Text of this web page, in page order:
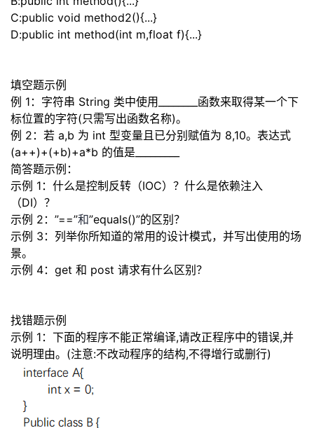
C:public void method2(){...}
D:public int method(int m,float f){...}
填空题示例
例 1：字符串 String 类中使用________函数来取得某一个下
标位置的字符(只需写出函数名称)。
例 2：若 a,b 为 int 型变量且已分别赋值为 8,10。表达式
(a++)+(+b)+a*b 的值是_________
简答题示例：
示例 1：什么是控制反转（IOC）？什么是依赖注入
（DI）？
示例 2： ”==”和”equals()”的区别？
示例 3：列举你所知道的常用的设计模式，并写出使用的场
景。
示例 4：get 和 post 请求有什么区别？
找错题示例
示例 1：下面的程序不能正常编译,请改正程序中的错误,并
说明理由。(注意:不改动程序的结构,不得增行或删行)